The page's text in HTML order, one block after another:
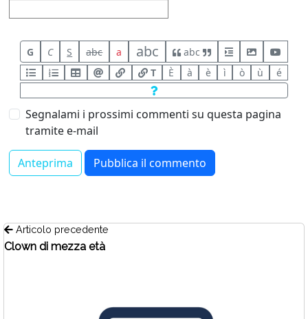
G C S abc a abc
abc
T
È à è ì ò ù é
Segnalami i prossimi commenti su questa pagina
tramite e-mail
Articolo precedente
Clown di mezza età